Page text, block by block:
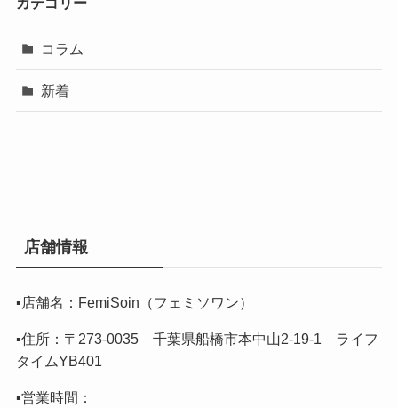
コラム
新着
店舗情報
▪️店舗名：FemiSoin（フェミソワン）
▪️住所：〒273-0035 千葉県船橋市本中山2-19-1 ライフ
タイムYB401
▪️営業時間：